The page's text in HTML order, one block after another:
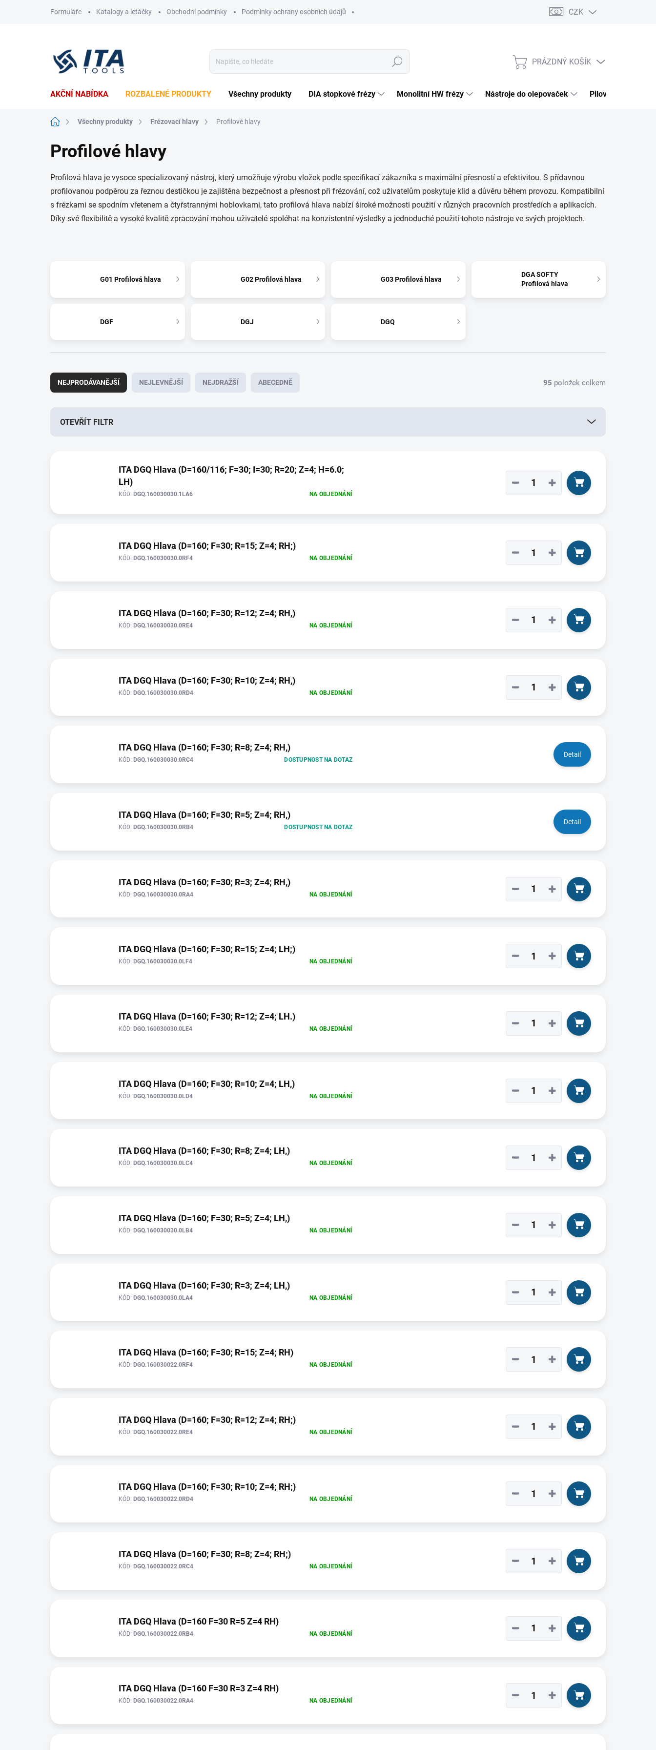
Formuláře Katalogy a letáčky Obchodní podmínky Podmínky ochrany osobních údajů CZK
Hledat
NÁKUPNÍ
PRÁZDNÝ KOŠÍK
AKČNÍ NABÍDKA ROZBALENÉ PRODUKTY Všechny produkty DIA stopkové frézy Monolitní HW frézy Nástroje do olepovaček Pilové kotouče
Domů Všechny produkty Frézovací hlavy Profilové hlavy
Profilové hlavy
Profilová hlava je vysoce specializovaný nástroj, který umožňuje výrobu vložek podle specifikací zákazníka s maximální přesností a efektivitou. S přídavnou
profilovanou podpěrou za řeznou destičkou je zajištěna bezpečnost a přesnost při frézování, což uživatelům poskytuje klid a důvěru během provozu. Kompatibilní
s frézkami se spodním vřetenem a čtyřstrannými hoblovkami, tato profilová hlava nabízí široké možnosti použití v různých pracovních prostředích a aplikacích.
Díky své flexibilitě a vysoké kvalitě zpracování mohou uživatelé spoléhat na konzistentní výsledky a jednoduché použití tohoto nástroje ve svých projektech.
G01 Profilová hlava G02 Profilová hlava G03 Profilová hlava
DGA SOFTY
Profilová hlava
DGF DGJ DGQ
a
z
NEJPRODÁVANĚJŠÍ NEJLEVNĚJŠÍ NEJDRAŽŠÍ ABECEDNĚ 95 položek celkem
OTEVŘÍT FILTR
ITA DGQ Hlava (D=160/116; F=30; I=30; R=20; Z=4; H=6.0;
LH)
NA OBJEDNÁNÍ
KÓD: DGQ.160030030.1LA6
+
−
ITA DGQ Hlava (D=160; F=30; R=15; Z=4; RH;)
NA OBJEDNÁNÍ
KÓD: DGQ.160030030.0RF4 +
−
ITA DGQ Hlava (D=160; F=30; R=12; Z=4; RH,)
NA OBJEDNÁNÍ
KÓD: DGQ.160030030.0RE4 +
−
ITA DGQ Hlava (D=160; F=30; R=10; Z=4; RH,)
NA OBJEDNÁNÍ
KÓD: DGQ.160030030.0RD4 +
−
ITA DGQ Hlava (D=160; F=30; R=8; Z=4; RH,)
DOSTUPNOST NA DOTAZ
KÓD: DGQ.160030030.0RC4
Detail
ITA DGQ Hlava (D=160; F=30; R=5; Z=4; RH,)
DOSTUPNOST NA DOTAZ
KÓD: DGQ.160030030.0RB4
Detail
ITA DGQ Hlava (D=160; F=30; R=3; Z=4; RH,)
NA OBJEDNÁNÍ
KÓD: DGQ.160030030.0RA4 +
−
ITA DGQ Hlava (D=160; F=30; R=15; Z=4; LH;)
NA OBJEDNÁNÍ
KÓD: DGQ.160030030.0LF4 +
−
ITA DGQ Hlava (D=160; F=30; R=12; Z=4; LH.)
NA OBJEDNÁNÍ
KÓD: DGQ.160030030.0LE4 +
−
ITA DGQ Hlava (D=160; F=30; R=10; Z=4; LH,)
NA OBJEDNÁNÍ
KÓD: DGQ.160030030.0LD4 +
−
ITA DGQ Hlava (D=160; F=30; R=8; Z=4; LH,)
NA OBJEDNÁNÍ
KÓD: DGQ.160030030.0LC4 +
−
ITA DGQ Hlava (D=160; F=30; R=5; Z=4; LH,)
NA OBJEDNÁNÍ
KÓD: DGQ.160030030.0LB4 +
−
ITA DGQ Hlava (D=160; F=30; R=3; Z=4; LH,)
NA OBJEDNÁNÍ
KÓD: DGQ.160030030.0LA4 +
−
ITA DGQ Hlava (D=160; F=30; R=15; Z=4; RH)
NA OBJEDNÁNÍ
KÓD: DGQ.160030022.0RF4 +
−
ITA DGQ Hlava (D=160; F=30; R=12; Z=4; RH;)
NA OBJEDNÁNÍ
KÓD: DGQ.160030022.0RE4 +
−
ITA DGQ Hlava (D=160; F=30; R=10; Z=4; RH;)
NA OBJEDNÁNÍ
KÓD: DGQ.160030022.0RD4 +
−
ITA DGQ Hlava (D=160; F=30; R=8; Z=4; RH;)
NA OBJEDNÁNÍ
KÓD: DGQ.160030022.0RC4 +
−
ITA DGQ Hlava (D=160 F=30 R=5 Z=4 RH)
NA OBJEDNÁNÍ
KÓD: DGQ.160030022.0RB4 +
−
ITA DGQ Hlava (D=160 F=30 R=3 Z=4 RH)
NA OBJEDNÁNÍ
KÓD: DGQ.160030022.0RA4 +
−